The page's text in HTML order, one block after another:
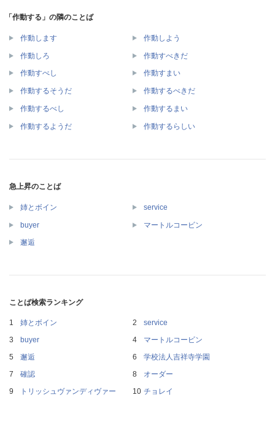
「作動する」の隣のことば
作動します 作動しよう
作動しろ 作動すべきだ
作動すべし 作動すまい
作動するそうだ 作動するべきだ
作動するべし 作動するまい
作動するようだ 作動するらしい
急上昇のことば
姉とボイン service
buyer マートルコービン
邂逅
ことば検索ランキング
姉とボイン
service
buyer
マートルコービン
邂逅
学校法人吉祥寺学園
確認
オーダー
トリッシュヴァンディヴァー
チョレイ